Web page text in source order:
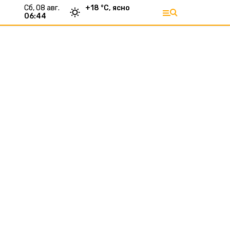
сб, 08 авг.
06:44
+18 °С, ясно